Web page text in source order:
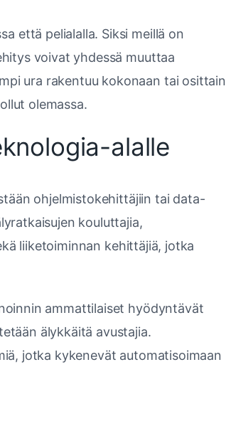
että pelialalla. Siksi meillä on
voivat yhdessä muuttaa
ura rakentuu kokonaan tai osittain
olemassa.
alalle
ohjelmistokehittäjiin tai data-
kouluttajia,
liiketoiminnan kehittäjiä, jotka
ammattilaiset hyödyntävät
älykkäitä avustajia.
jotka kykenevät automatisoimaan